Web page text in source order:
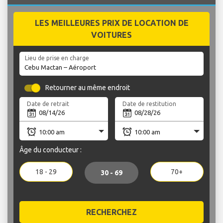
LES MEILLEURES PRIX DE LOCATION DE
VOITURES
Lieu de prise en charge
Retourner au même endroit
Date de retrait Date de restitution
Âge du conducteur :
18 - 29 30 - 69 70+
RECHERCHEZ